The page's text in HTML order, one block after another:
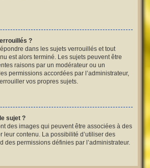
?
dans les sujets verrouillés et tout
est alors terminé. Les sujets peuvent être
raisons par un modérateur ou un
permissions accordées par l’administrateur,
vos propres sujets.
sujet ?
des images qui peuvent être associées à des
leur contenu. La possibilité d’utiliser des
des permissions définies par l’administrateur.